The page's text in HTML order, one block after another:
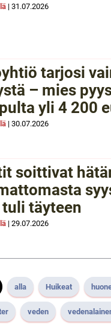
| 31.07.2026
tarjosi
– mies
yli 4 200
| 30.07.2026
soittivat
täyteen
| 29.07.2026
alla Huikeat
veden